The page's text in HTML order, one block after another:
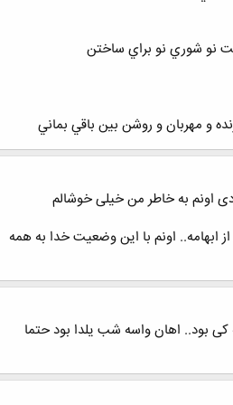
نو شوري نو براي ساختن
و مهربان و روشن بين باقي بماني
اونم به خاطر من خیلی خوشالم
ابهامه.. اونم با این وضعیت خدا به همه
بود.. اهان واسه شب یلدا بود حتما